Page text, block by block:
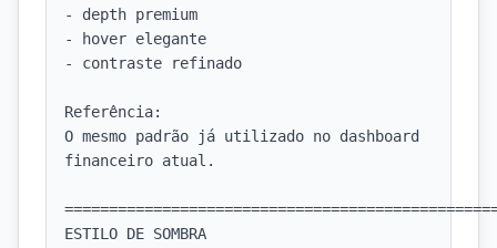
- depth premium
- hover elegante
- contraste refinado
Referência:
O mesmo padrão já utilizado no dashboard
financeiro atual.
ESTILO DE SOMBRA